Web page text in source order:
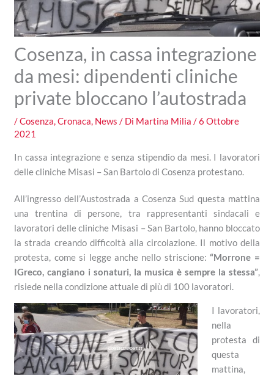
Cosenza, in cassa integrazione
da mesi: dipendenti cliniche
private bloccano l’autostrada
/Cosenza,Cronaca, News / Di Martina Milia/6 Ottobre
2021
In cassa integrazione e senza stipendio da mesi. I lavoratori
delle cliniche Misasi – San Bartolo di Cosenza protestano.
All’ingresso dell’Austostrada a Cosenza Sud questa mattina
una trentina di persone, tra rappresentanti sindacali e
lavoratori delle cliniche Misasi – San Bartolo, hanno bloccato
la strada creando difficoltà alla circolazione. Il motivo della
protesta, come si legge anche nello striscione:“Morrone =
IGreco, cangiano i sonaturi, la musica è sempre la stessa”,
risiede nella condizione attuale di più di 100 lavoratori.
I lavoratori,
nella
protesta di
questa
mattina,